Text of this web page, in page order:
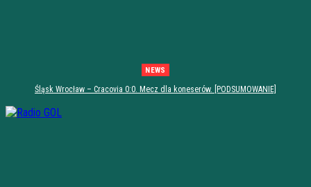
NEWS
Śląsk Wrocław – Cracovia 0:0. Mecz dla koneserów. [PODSUMOWANIE]